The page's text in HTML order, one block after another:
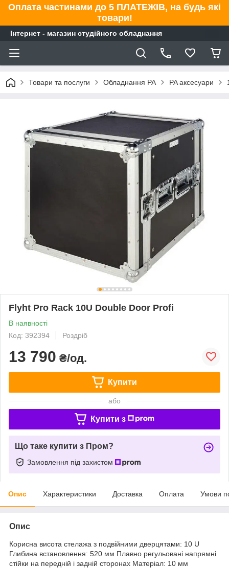
Оплата частинами до 5 ПЛАТЕЖІВ, на будь які
товари!
Інтернет - магазин студійного обладнання
Товари та послуги Обладнання PA PA аксесуари
Flyht Pro Rack 10U Double Door Profi
В наявності
Код: 392394
Роздріб
13 790 ₴/од.
Купити
або
Купити з
Що таке купити з Пром?
Замовлення під захистом
Опис Характеристики Доставка Оплата Умови
Опис
Корисна висота стелажа з подвійними дверцятами: 10 U
Глибина встановлення: 520 мм Плавно регульовані напрямні
стійки на передній і задній сторонах Матеріал: 10 мм